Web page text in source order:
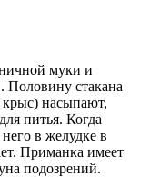
муки и
Половину стакана
крыс) насыпают,
питья. Когда
в желудке в
Приманка имеет
подозрений.